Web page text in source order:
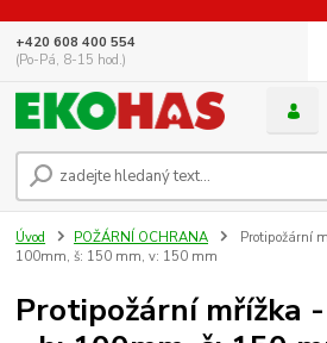
+420 608 400 554
(Po-Pá, 8-15 hod.)
Úvod POŽÁRNÍ OCHRANA
Protipožární
100mm, š: 150 mm, v: 150 mm
Protipožární mřížka